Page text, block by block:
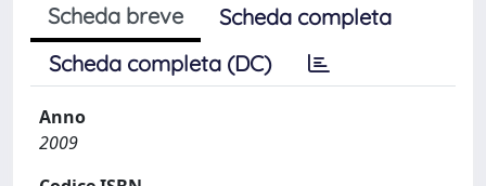
Scheda breve
Scheda completa
Scheda completa (DC)
Anno
2009